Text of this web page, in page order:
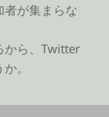
者が集まらな
から、Twitter
。